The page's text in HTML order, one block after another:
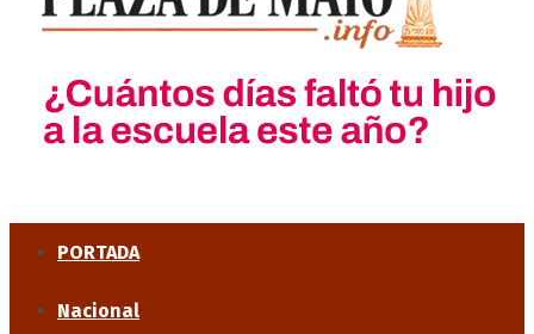
PORTADA
Nacional